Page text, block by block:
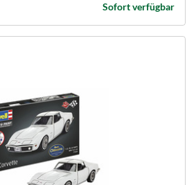
Sofort verfügbar